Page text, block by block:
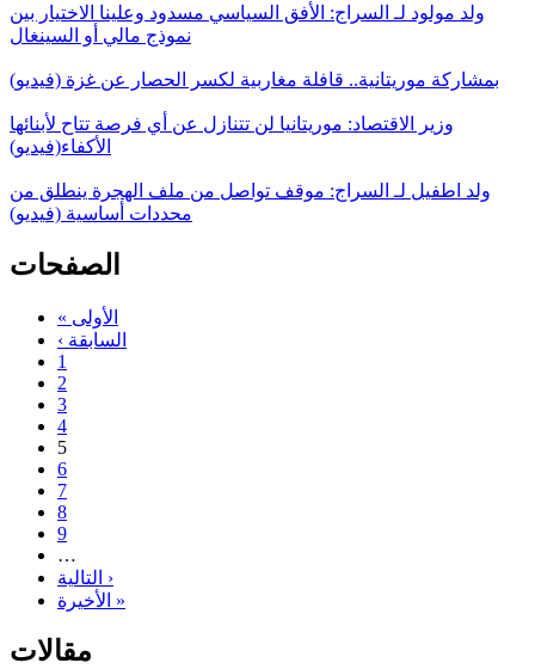
ولد مولود لـ السراج: الأفق السياسي مسدود وعلينا الاختيار بين
نموذج مالي أو السينغال
بمشاركة موريتانية.. قافلة مغاربية لكسر الحصار عن غزة (فيديو)
وزير الاقتصاد: موريتانيا لن تتنازل عن أي فرصة تتاح لأبنائها
الأكفاء(فيديو)
ولد اطفيل لـ السراج: موقف تواصل من ملف الهجرة ينطلق من
محددات أساسية (فيديو)
الصفحات
« الأولى
‹ السابقة
1
2
3
4
5
6
7
8
9
…
التالية ›
الأخيرة »
مقالات